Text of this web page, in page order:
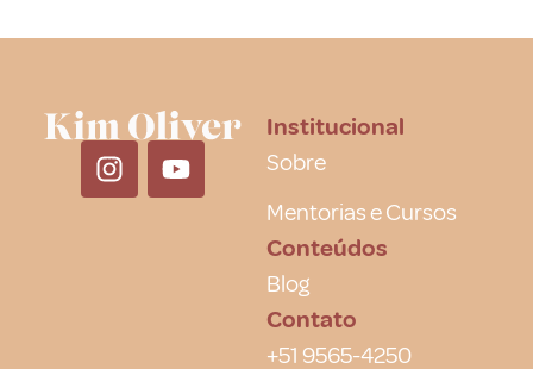
Institucional
Sobre
Mentorias e Cursos
Conteúdos
Blog
Contato
+51 9565-4250